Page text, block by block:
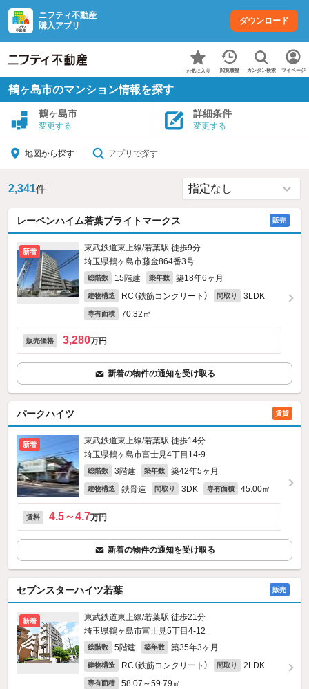
ニフティ不動産
購入アプリ
ダウンロード
お気に入り 閲覧履歴 カンタン検索 マイページ
鶴ヶ島市のマンション情報を探す
鶴ヶ島市
変更する
詳細条件
変更する
地図から探す アプリで探す
2,341件
レーベンハイム若葉ブライトマークス 販売
新着
東武鉄道東上線/若葉駅 徒歩9分
埼玉県鶴ヶ島市藤金864番3号
総階数 15階建 築年数 築18年6ヶ月
建物構造 RC（鉄筋コンクリート） 間取り 3LDK
専有面積 70.32㎡
販売価格 3,280万円
新着の物件の通知を受け取る
パークハイツ 賃貸
新着
東武鉄道東上線/若葉駅 徒歩14分
埼玉県鶴ヶ島市富士見4丁目14-9
総階数 3階建 築年数 築42年5ヶ月
建物構造 鉄骨造 間取り 3DK 専有面積 45.00㎡
賃料 4.5～4.7万円
新着の物件の通知を受け取る
セブンスターハイツ若葉 販売
新着
東武鉄道東上線/若葉駅 徒歩21分
埼玉県鶴ヶ島市富士見5丁目4-12
総階数 5階建 築年数 築35年3ヶ月
建物構造 RC（鉄筋コンクリート） 間取り 2LDK
専有面積 58.07～59.79㎡